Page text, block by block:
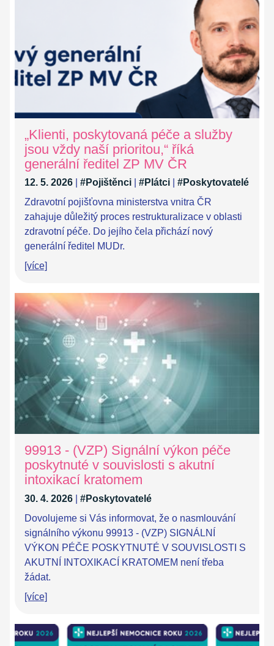
„Klienti, poskytovaná péče a služby
jsou vždy naší prioritou,“ říká
generální ředitel ZP MV ČR
12. 5. 2026 #Pojištěnci #Plátci
#Poskytovatelé
Zdravotní pojišťovna ministerstva vnitra ČR
zahajuje důležitý proces restrukturalizace v oblasti
zdravotní péče. Do jejího čela přichází nový
generální ředitel MUDr.
[více]
99913 - (VZP) Signální výkon péče
poskytnuté v souvislosti s akutní
intoxikací kratomem
30. 4. 2026
#Poskytovatelé
Dovolujeme si Vás informovat, že o nasmlouvání
signálního výkonu 99913 - (VZP) SIGNÁLNÍ
VÝKON PÉČE POSKYTNUTÉ V SOUVISLOSTI S
AKUTNÍ INTOXIKACÍ KRATOMEM není třeba
žádat.
[více]